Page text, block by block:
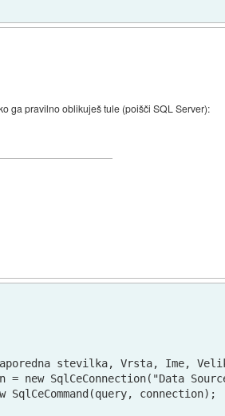
ga pravilno oblikuješ tule (poišči SQL Server):
stevilka, Vrsta, Ime,
= new SqlCeConnection("Data
SqlCeCommand(query, connection);